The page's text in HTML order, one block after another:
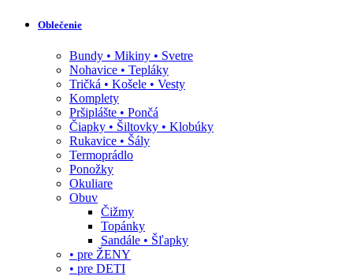
Oblečenie
Bundy • Mikiny • Svetre
Nohavice • Tepláky
Tričká • Košele • Vesty
Komplety
Pršiplášte • Pončá
Čiapky • Šiltovky • Klobúky
Rukavice • Šály
Termoprádlo
Ponožky
Okuliare
Obuv
Čižmy
Topánky
Sandále • Šľapky
• pre ŽENY
• pre DETI